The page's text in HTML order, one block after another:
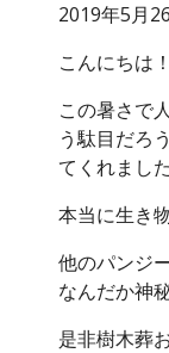
2019年5月
こんにちは
この暑さで
う駄目だろ
てくれまし
本当に生き
他のパンジ
なんだか神
是非樹木葬